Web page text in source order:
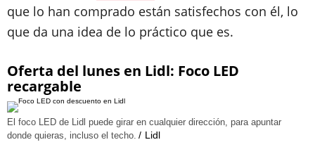
que lo han comprado están satisfechos con él, lo
que da una idea de lo práctico que es.
Oferta del lunes en Lidl: Foco LED
recargable
El foco LED de Lidl puede girar en cualquier dirección, para apuntar
donde quieras, incluso el techo.
Lidl